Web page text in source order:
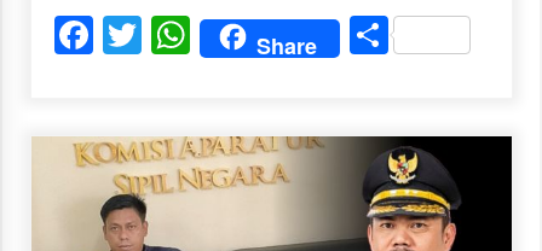
Facebook
Twitter
WhatsApp
Share Share